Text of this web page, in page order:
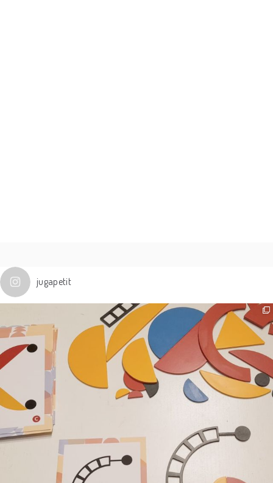
jugapetit